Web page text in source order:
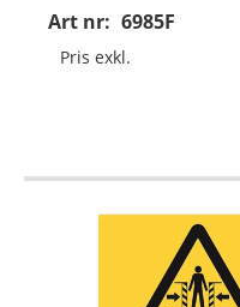
Art nr: 6985F
Material:
Mått:297x420mm
Pris exkl.